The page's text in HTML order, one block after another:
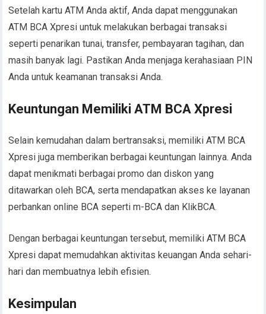
Setelah kartu ATM Anda aktif, Anda dapat menggunakan
ATM BCA Xpresi untuk melakukan berbagai transaksi
seperti penarikan tunai, transfer, pembayaran tagihan, dan
masih banyak lagi. Pastikan Anda menjaga kerahasiaan PIN
Anda untuk keamanan transaksi Anda.
Keuntungan Memiliki ATM BCA Xpresi
Selain kemudahan dalam bertransaksi, memiliki ATM BCA
Xpresi juga memberikan berbagai keuntungan lainnya. Anda
dapat menikmati berbagai promo dan diskon yang
ditawarkan oleh BCA, serta mendapatkan akses ke layanan
perbankan online BCA seperti m-BCA dan KlikBCA.
Dengan berbagai keuntungan tersebut, memiliki ATM BCA
Xpresi dapat memudahkan aktivitas keuangan Anda sehari-
hari dan membuatnya lebih efisien.
Kesimpulan